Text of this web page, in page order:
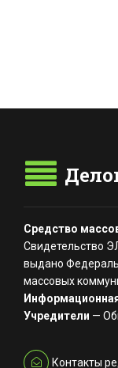
Средство
Свидетельство
выдано
массовых
Учредители —
Контакты